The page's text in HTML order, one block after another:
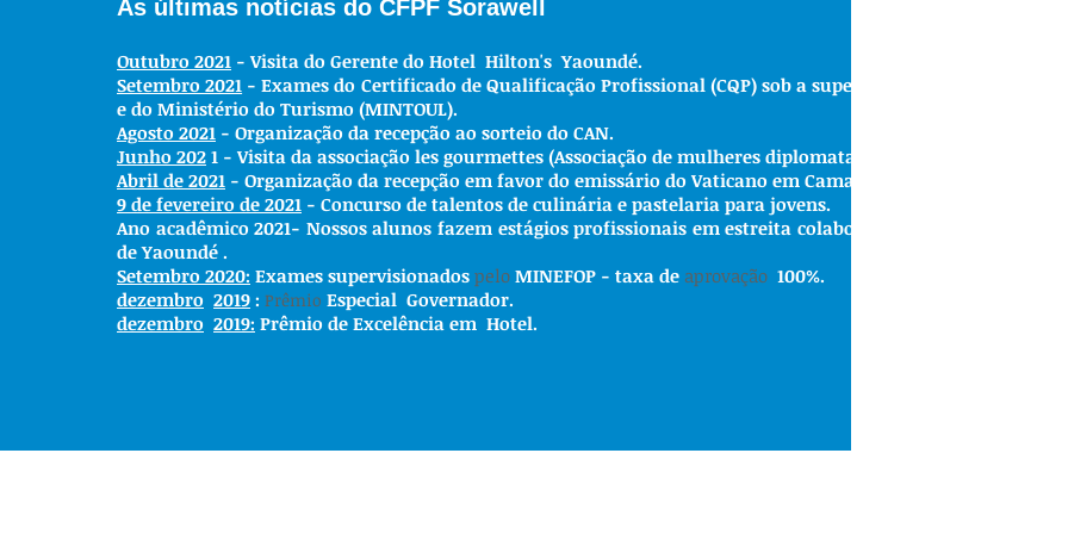
As últimas notícias do CFPF Sorawell
Outubro 2021 - Visita do Gerente do Hotel Hilton's Yaoundé.
Setembro 2021 - Exames do Certificado de Qualificação Profissional (CQP) sob a supervisão do Ministério do
e do Ministério do Turismo (MINTOUL).
Agosto 2021 - Organização da recepção ao sorteio do CAN.
Junho 202 1 - Visita da associação les gourmettes (Associação de mulheres diplomatas).
Abril de 2021 - Organização da recepção em favor do emissário do Vaticano em Camarões.
9 de fevereiro de 2021 - Concurso de talentos de culinária e pastelaria para jovens.
Ano acadêmico 2021- Nossos alunos fazem estágios profissionais em estreita colaboração com o Hilton
de Yaoundé .
Setembro 2020: Exames supervisionados pelo MINEFOP - taxa de aprovação 100%.
dezembro 2019 : Prêmio Especial Governador.
dezembro 2019: Prêmio de Excelência em Hotel.